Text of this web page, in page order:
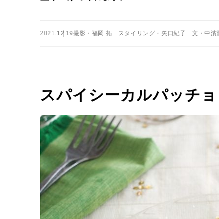
2021.12.19撮影・福岡 拓 スタイリング・矢口紀子 文・中濱
スパイシーカルパッチョ